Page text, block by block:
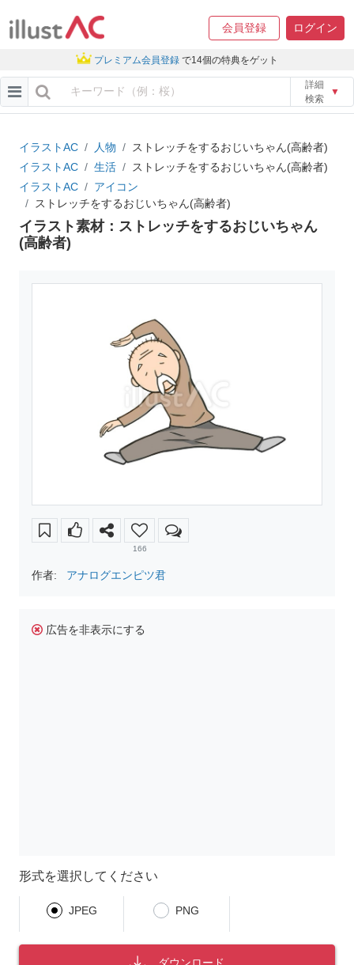
会員登録 ログイン
プレミアム会員登録 で14個の特典をゲット
詳細
検索
▼
イラストAC 人物
ストレッチをするおじいちゃん(高齢者)
イラストAC
生活
ストレッチをするおじいちゃん(高齢者)
イラストAC
アイコン
ストレッチをするおじいちゃん(高齢者)
イラスト素材：ストレッチをするおじいちゃん
(高齢者)
166
作者: アナログエンピツ君
広告を非表示にする
形式を選択してください
JPEG PNG
ダウンロード